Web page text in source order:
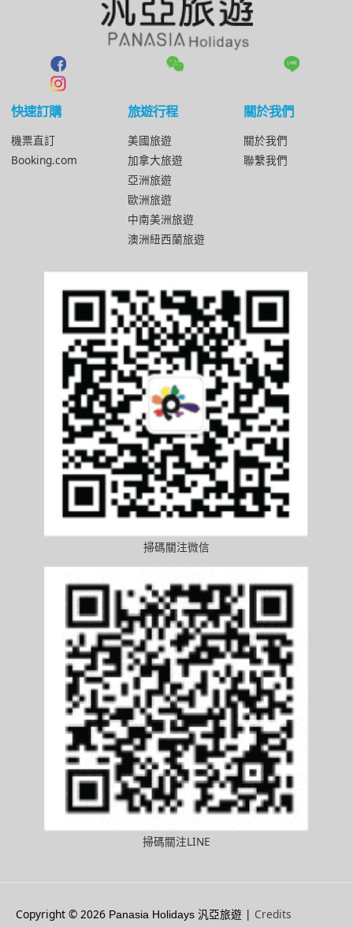
快速訂購
機票直訂
Booking.com
旅遊行程
美國旅遊
加拿大旅遊
亞洲旅遊
歐洲旅遊
中南美洲旅遊
澳洲紐西蘭旅遊
關於我們
關於我們
聯繫我們
掃碼關注微信
掃碼關注LINE
Copyright © 2026 Panasia Holidays 汎亞旅遊 | Credits